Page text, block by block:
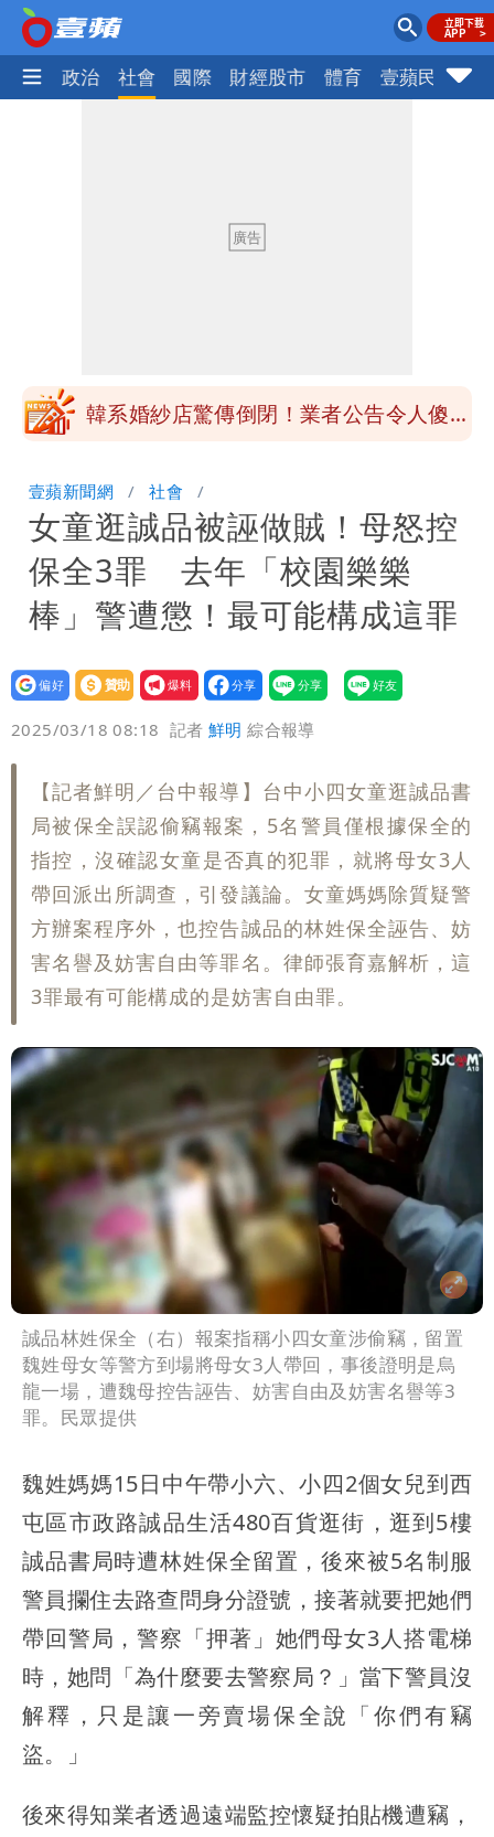
生活 政治 社會 國際 財經股市 體育 壹蘋民調
勸：真的不要關冷氣！
姜厚任女友不斷改名！她分析2大原因：
萬 台大學長替她前夫抱不平
韓系婚紗店驚傳倒閉！業者公告令人傻
勸：真的不要關冷氣！
姜厚任女友不斷改名！她分析2大原因：
最大問題是幻想
壹蘋新聞網 社會
女童逛誠品被誣做賊！母怒控
保全3罪 去年「校園樂樂
棒」警遭懲！最可能構成這罪
設為
贊助
我要
爆料
2025/03/18 08:18 記者鮮明 綜合報導
【記者鮮明／台中報導】台中小四女童逛誠品書
局被保全誤認偷竊報案，5名警員僅根據保全的
指控，沒確認女童是否真的犯罪，就將母女3人
帶回派出所調查，引發議論。女童媽媽除質疑警
方辦案程序外，也控告誠品的林姓保全誣告、妨
害名譽及妨害自由等罪名。律師張育嘉解析，這
3罪最有可能構成的是妨害自由罪。
誠品林姓保全（右）報案指稱小四女童涉偷竊，留置
魏姓母女等警方到場將母女3人帶回，事後證明是烏
龍一場，遭魏母控告誣告、妨害自由及妨害名譽等3
罪。民眾提供
魏姓媽媽15日中午帶小六、小四2個女兒到西
屯區市政路誠品生活480百貨逛街，逛到5樓
誠品書局時遭林姓保全留置，後來被5名制服
警員攔住去路查問身分證號，接著就要把她們
帶回警局，警察「押著」她們母女3人搭電梯
時，她問「為什麼要去警察局？」當下警員沒
解釋，只是讓一旁賣場保全說「你們有竊
盜。」
後來得知業者透過遠端監控懷疑拍貼機遭竊，